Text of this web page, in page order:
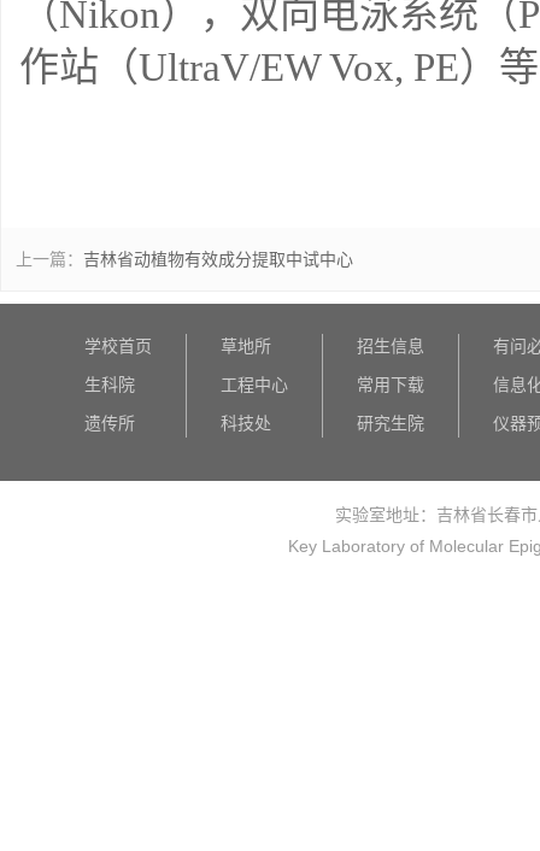
（Nikon），双向电泳系统（
作站（UltraV/EW Vox, PE）
上一篇： 吉林省动植物有效成分提取中试中心
学校首页
生科院
遗传所
草地所
工程中心
科技处
招生信息
常用下载
研究生院
有问
信息
仪器
实验室地址：吉林省长春
Key Laboratory of Molecular